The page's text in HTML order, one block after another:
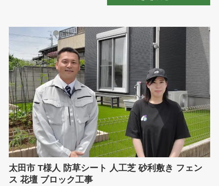
太田市 T様人 防草シート 人工芝 砂利敷き フェン
ス 花壇 ブロック工事